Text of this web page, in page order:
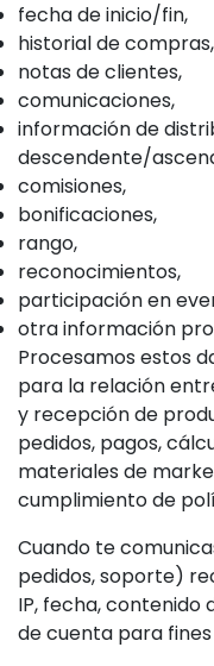
fecha de inicio/fin,
historial de
notas de clientes,
comunicaciones,
información de
descendente/
comisiones,
bonificaciones,
rango,
reconocimientos,
participación en
otra información
Procesamos estos
para la relación
y recepción de
pedidos, pagos,
materiales de
cumplimiento de
Cuando te
pedidos, soporte)
IP, fecha, contenido
de cuenta para